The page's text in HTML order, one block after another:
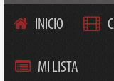
INICIO
MI LISTA